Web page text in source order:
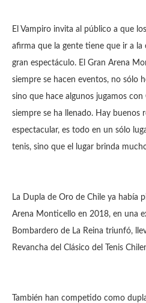
El Vampiro invita al público a que
afirma que la gente tiene que ir a la
gran espectáculo. El Gran Arena
siempre se hacen eventos, no sólo
sino que hace algunos jugamos
siempre se ha llenado. Hay buenos
espectacular, es todo en un sólo
tenis, sino que el lugar brinda
La Dupla de Oro de Chile ya había
Arena Monticello en 2018, en una
Bombardero de La Reina triunfó,
Revancha del Clásico del Tenis
También han competido como